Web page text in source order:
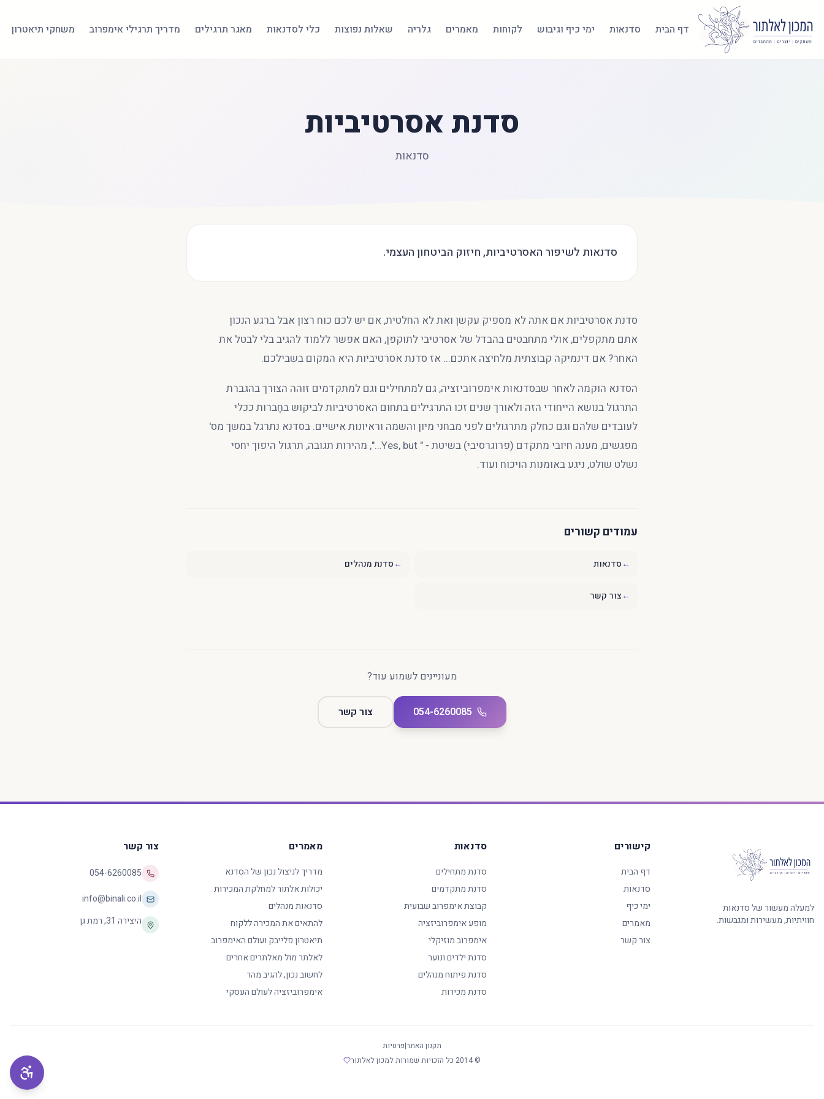
דף הבית סדנאות ימי כיף וגיבוש לקוחות מאמרים גלריה שאלות נפוצות כלי לסדנאות מאגר תרגילים מדריך תרגילי אימפרוב משחקי תיאטרון
סדנת אסרטיביות
סדנאות
סדנאות לשיפור האסרטיביות, חיזוק הביטחון העצמי.
סדנת אסרטיביות אם אתה לא מספיק עקשן ואת לא החלטית, אם יש לכם כוח רצון אבל ברגע הנכון
אתם מתקפלים, אולי מתחבטים בהבדל של אסרטיבי לתוקפּן, האם אפשר ללמוד להגיב בלי לבטל את
האחר? אם דינמיקה קבוצתית מלחיצה אתכם... אז סדנת אסרטיביות היא המקום בשבילכם.
הסדנא הוקמה לאחר שבסדנאות אימפרוביזציה, גם למתחילים וגם למתקדמים זוהה הצורך בהגברת
התרגול בנושא הייחודי הזה ולאורך שנים זכו התרגילים בתחום האסרטיביות לביקוש בחָברות ככלי
לעובדים שלהם וגם כחלק מתרגולים לפני מבחני מיון והשמה וראיונות אישיים. בסדנא נתרגל במשך מס'
מפגשים, מענה חיובי מתקדם (פרוגרסיבי) בשיטת - " Yes, but…", מהירות תגובה, תרגול היפוך יחסי
נשלט שולט, ניגע באומנות הויכוח ועוד.
עמודים קשורים
←סדנאות ←סדנת מנהלים
←צור קשר
מעוניינים לשמוע עוד?
054-6260085 צור קשר
למעלה מעשור של סדנאות
חוויתיות, מעשירות ומגבשות.
קישורים
דף הבית
סדנאות
ימי כיף
מאמרים
צור קשר
סדנאות
סדנת מתחילים
סדנת מתקדמים
קבוצת אימפרוב שבועית
מופע אימפרוביזציה
אימפרוב מוזיקלי
סדנת ילדים ונוער
סדנת פיתוח מנהלים
סדנת מכירות
מאמרים
מדריך לניצול נכון של הסדנא
יכולות אלתור למחלקת המכירות
סדנאות מנהלים
להתאים את המכירה ללקוח
תיאטרון פלייבק ועולם האימפרוב
לאלתר מול מאלתרים אחרים
לחשוב נכון, להגיב מהר
אימפרוביזציה לעולם העסקי
צור קשר
054-6260085
info@binali.co.il
היצירה 31
,רמת גן
תקנון האתר|פרטיות
© 2014 כל הזכויות שמורות למכון לאלתור